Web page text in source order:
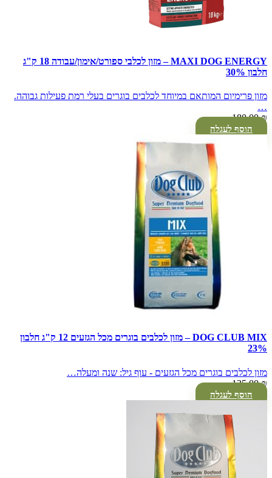
MAXI DOG ENERGY – מזון לכלבי ספורט/אימון/עבודה 18 ק"ג
חלבון 30%
מזון פרימיום המותאם במיוחד לכלבים בוגרים בעלי רמת פעילות גבוהה.
…
180.00₪
הוסף לעגלה
DOG CLUB MIX – מזון לכלבים בוגרים מכל הגזעים 12 ק"ג חלבון
23%
מזון לכלבים בוגרים מכל הגזעים - עוף גיל: שנה ומעלה…
135.00₪
הוסף לעגלה